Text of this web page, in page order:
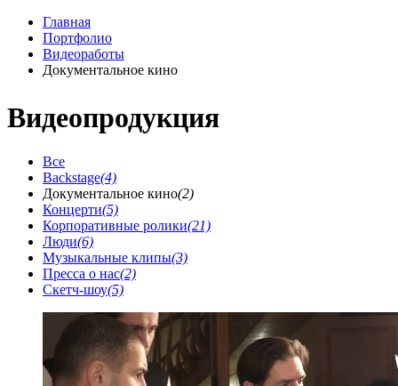
Главная
Портфолио
Видеоработы
Документальное кино
Видеопродукция
Все
Backstage(4)
Документальное кино(2)
Концерти(5)
Корпоративные ролики(21)
Люди(6)
Музыкальные клипы(3)
Пресса о нас(2)
Скетч-шоу(5)